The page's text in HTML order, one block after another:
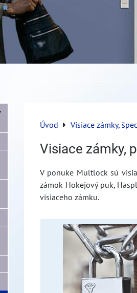
Úvod Visiace zámky,
Visiace zámky,
V ponuke Multlock sú
zámok Hokejový puk,
visiaceho zámku.